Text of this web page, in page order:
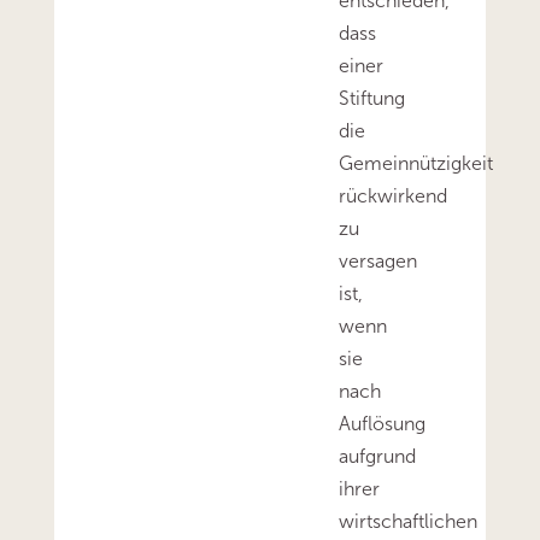
dass
einer
Stiftung
die
Gemeinnützigkeit
rückwirkend
zu
versagen
ist,
wenn
sie
nach
Auflösung
aufgrund
ihrer
wirtschaftlichen